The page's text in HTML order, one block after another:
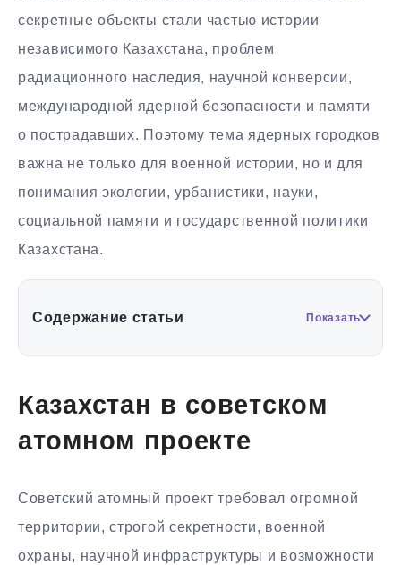
секретные объекты стали частью истории
независимого Казахстана, проблем
радиационного наследия, научной конверсии,
международной ядерной безопасности и памяти
о пострадавших. Поэтому тема ядерных городков
важна не только для военной истории, но и для
понимания экологии, урбанистики, науки,
социальной памяти и государственной политики
Казахстана.
Содержание статьи Показать
Казахстан в советском
атомном проекте
Советский атомный проект требовал огромной
территории, строгой секретности, военной
охраны, научной инфраструктуры и возможности